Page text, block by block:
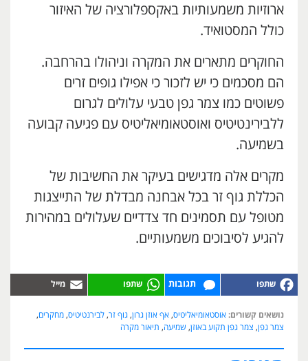
ארוזיות משמעותיות באקספלורציה של האיזור
כולל המסטואיד.
החוקרים מתארים את המקרה וניהולו בהרחבה.
הם מסכמים כי יש לזכור כי אפילו גופים זרים
פשוטים כמו צמר גפן טבעי עלולים לגרום
ללבירינטיטיס ואוסטאומיאליטיס עם פגיעה קבועה
בשמיעה.
מקרים אלה מדגישים בעיקר את החשיבות של
הכללת גוף זר בכל אבחנה מבדלת של התייצגות
מטופל עם תסמינים חד צדדיים שעלולים במהירות
להגיע לסיבוכים משמעותיים.
תגובות
נושאים קשורים: אוסטאומיאליטיס, אף אוזן גרון, גוף זר, לבירנטיטיס, מחקרים,
צמר גפן, צמר גפן תקוע באוזן, שמיעה, תיאור מקרה